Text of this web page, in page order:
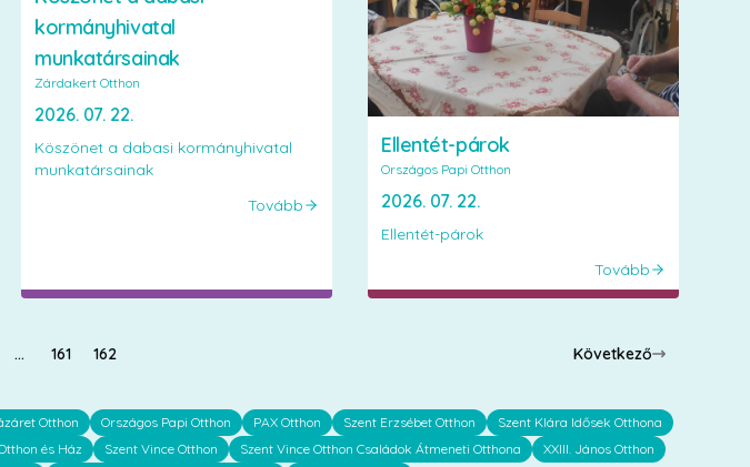
kormányhivatal
munkatársainak
Zárdakert Otthon
2026. 07. 22.
Köszönet a dabasi kormányhivatal
munkatársainak
Tovább
Ellentét-párok
Országos Papi Otthon
2026. 07. 22.
Ellentét-párok
Tovább
… 161 162 Következő
Otthon Országos Papi Otthon PAX Otthon Szent Erzsébet Otthon
Szent Klára Idősek Otthona
és Ház Szent Vince Otthon Szent Vince Otthon Családok Átmeneti Otthona
XXIII. János Otthon